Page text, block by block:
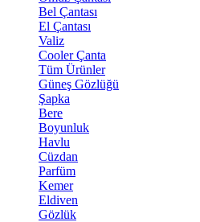
Bel Çantası
El Çantası
Valiz
Cooler Çanta
Tüm Ürünler
Güneş Gözlüğü
Şapka
Bere
Boyunluk
Havlu
Cüzdan
Parfüm
Kemer
Eldiven
Gözlük